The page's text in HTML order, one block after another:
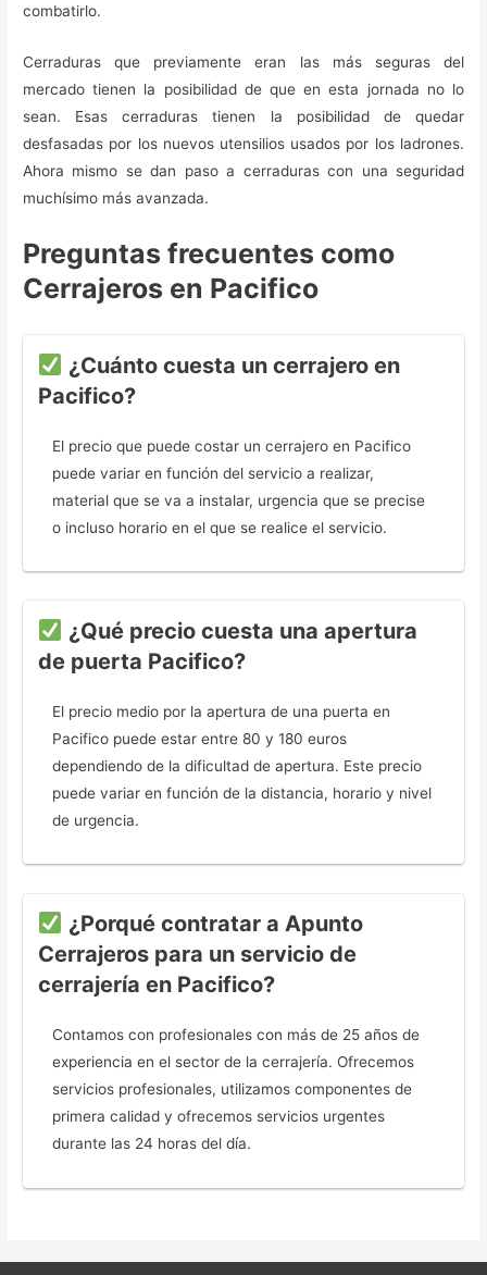
combatirlo.
Cerraduras que previamente eran las más seguras del
mercado tienen la posibilidad de que en esta jornada no lo
sean. Esas cerraduras tienen la posibilidad de quedar
desfasadas por los nuevos utensilios usados por los ladrones.
Ahora mismo se dan paso a cerraduras con una seguridad
muchísimo más avanzada.
Preguntas frecuentes como
Cerrajeros en Pacifico
¿Cuánto cuesta un cerrajero en
Pacifico?
El precio que puede costar un cerrajero en Pacifico
puede variar en función del servicio a realizar,
material que se va a instalar, urgencia que se precise
o incluso horario en el que se realice el servicio.
¿Qué precio cuesta una apertura
de puerta Pacifico?
El precio medio por la apertura de una puerta en
Pacifico puede estar entre 80 y 180 euros
dependiendo de la dificultad de apertura. Este precio
puede variar en función de la distancia, horario y nivel
de urgencia.
¿Porqué contratar a Apunto
Cerrajeros para un servicio de
cerrajería en Pacifico?
Contamos con profesionales con más de 25 años de
experiencia en el sector de la cerrajería. Ofrecemos
servicios profesionales, utilizamos componentes de
primera calidad y ofrecemos servicios urgentes
durante las 24 horas del día.